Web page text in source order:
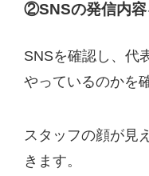
②SNSの発信内容
SNSを確認し、代
やっているのかを
スタッフの顔が見
きます。